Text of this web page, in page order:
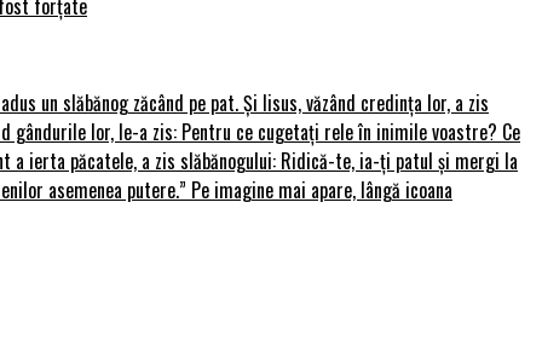
forțate
un slăbănog zăcând pe pat. Și Iisus, văzând credința lor, a zis
lor, le-a zis: Pentru ce cugetați rele în inimile voastre? Ce
a ierta păcatele, a zis slăbănogului: Ridică-te, ia-ți patul și mergi la
asemenea putere.” Pe imagine mai apare, lângă icoana